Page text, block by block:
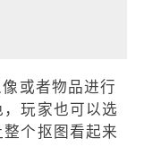
或者物品进行
玩家也可以选
个抠图看起来